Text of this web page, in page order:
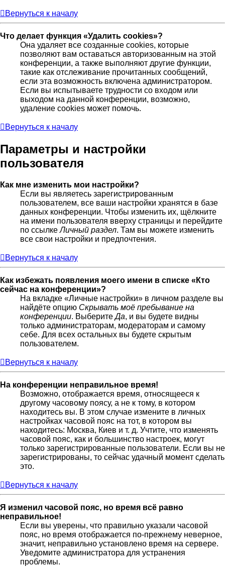
Вернуться к началу
Что делает функция «Удалить cookies»?
Она удаляет все созданные cookies, которые
позволяют вам оставаться авторизованным на этой
конференции, а также выполняют другие функции,
такие как отслеживание прочитанных сообщений,
если эта возможность включена администратором.
Если вы испытываете трудности со входом или
выходом на данной конференции, возможно,
удаление cookies может помочь.
Вернуться к началу
Параметры и настройки
пользователя
Как мне изменить мои настройки?
Если вы являетесь зарегистрированным
пользователем, все ваши настройки хранятся в базе
данных конференции. Чтобы изменить их, щёлкните
на имени пользователя вверху страницы и перейдите
по ссылкеЛичный раздел. Там вы можете изменить
все свои настройки и предпочтения.
Вернуться к началу
Как избежать появления моего имени в списке «Кто
сейчас на конференции»?
На вкладке «Личные настройки» в личном разделе вы
найдёте опцию Скрывать моё пребывание на
конференции. ВыберитеДа, и вы будете видны
только администраторам, модераторам и самому
себе. Для всех остальных вы будете скрытым
пользователем.
Вернуться к началу
На конференции неправильное время!
Возможно, отображается время, относящееся к
другому часовому поясу, а не к тому, в котором
находитесь вы. В этом случае измените в личных
настройках часовой пояс на тот, в котором вы
находитесь: Москва, Киев и т. д. Учтите, что изменять
часовой пояс, как и большинство настроек, могут
только зарегистрированные пользователи. Если вы не
зарегистрированы, то сейчас удачный момент сделать
это.
Вернуться к началу
Я изменил часовой пояс, но время всё равно
неправильное!
Если вы уверены, что правильно указали часовой
пояс, но время отображается по-прежнему неверное,
значит, неправильно установлено время на сервере.
Уведомите администратора для устранения
проблемы.